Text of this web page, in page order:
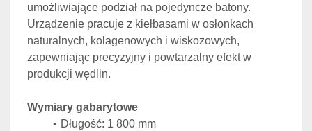
umożliwiające podział na pojedyncze batony.
Urządzenie pracuje z kiełbasami w osłonkach
naturalnych, kolagenowych i wiskozowych,
zapewniając precyzyjny i powtarzalny efekt w
produkcji wędlin.
Wymiary gabarytowe
Długość: 1 800 mm